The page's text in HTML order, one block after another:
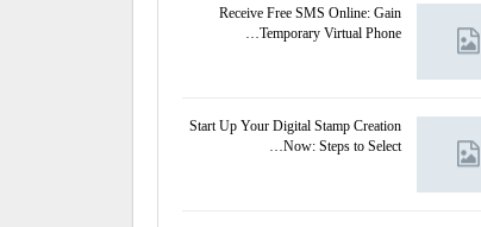
Receive Free SMS Online: Gain
Temporary Virtual Phone…
Start Up Your Digital Stamp Creation
Now: Steps to Select…